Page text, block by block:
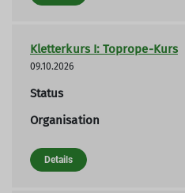
Kletterkurs I: Toprope-Kurs
09.10.2026
Status
Organisation
Details